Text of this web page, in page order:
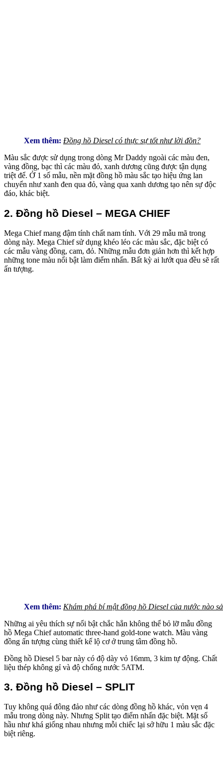
Xem thêm: Đồng hồ Diesel có thực sự tốt như lời đồn?
Màu sắc được sử dụng trong dòng Mr Daddy ngoài các màu đen,
vàng đồng, bạc thì các màu đỏ, xanh dương cũng được tận dụng
triệt để. Ở 1 số mẫu, nền mặt đồng hồ màu sắc tạo hiệu ứng lan
chuyển như xanh đen qua đỏ, vàng qua xanh dương tạo nên sự độc
đáo, khác biệt.
2. Đồng hồ Diesel – MEGA CHIEF
Mega Chief mang đậm tính chất nam tính. Với 29 mẫu mã trong
dòng này. Mega Chief sử dụng khéo léo các màu sắc, đặc biệt có
các mẫu vàng đồng, cam, đỏ. Những mẫu đơn giản hơn thì kết hợp
những tone màu nổi bật làm điểm nhấn. Bất kỳ ai lướt qua đều sẽ rất
ấn tượng.
Xem thêm: Khám phá bí mật đồng hồ Diesel của nước nào
Những ai yêu thích sự nổi bật chắc hẳn không thể bỏ lỡ mẫu đồng
hồ Mega Chief automatic three-hand gold-tone watch. Màu vàng
đồng ấn tượng cùng thiết kế lộ cơ ở trung tâm đồng hồ.
Đồng hồ Diesel 5 bar này có độ dày vỏ 16mm, 3 kim tự động. Chất
liệu thép không gỉ và độ chống nước 5ATM.
3. Đồng hồ Diesel – SPLIT
Tuy không quá đông đảo như các dòng đồng hồ khác, vỏn vẹn 4
mẫu trong dòng này. Nhưng Split tạo điểm nhấn đặc biệt. Mặt số
hầu như khá giống nhau nhưng mỗi chiếc lại sở hữu 1 màu sắc đặc
biệt riêng.